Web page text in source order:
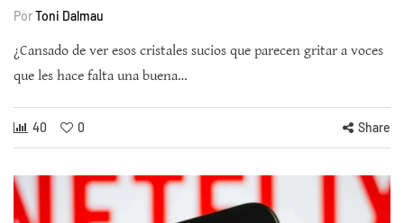
PorToni Dalmau
¿Cansado de ver esos cristales sucios que parecen gritar a voces
que les hace falta una buena…
40 0 Share